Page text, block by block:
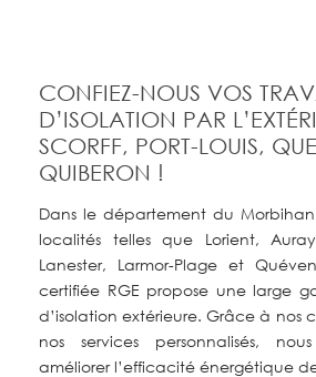
CONFIEZ-NOUS VOS
D’ISOLATION PAR
SCORFF, PORT-LOUIS,
QUIBERON !
Dans le département du
localités telles que Lorient,
Lanester, Larmor-Plage et
certifiée RGE propose une large
d’isolation extérieure. Grâce à nos
nos services personnalisés,
améliorer l’efficacité énergétique